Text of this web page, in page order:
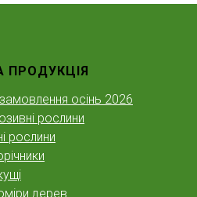
ПРОДУКЦІЯ
осінь 2026
рослини
рослини
дерев